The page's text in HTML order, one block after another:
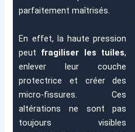
parfaitement maîtrisés.
En effet, la haute pression
peut fragiliser les tuiles,
enlever leur couche
protectrice et créer des
micro-fissures. Ces
altérations ne sont pas
toujours visibles